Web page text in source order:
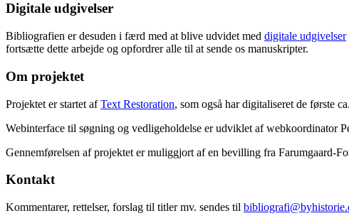
Digitale udgivelser
Bibliografien er desuden i færd med at blive udvidet med digitale udgivelser
fortsætte dette arbejde og opfordrer alle til at sende os manuskripter.
Om projektet
Projektet er startet afText Restoration, som også har digitaliseret de første
Webinterface til søgning og vedligeholdelse er udviklet af webkoordinator
Gennemførelsen af projektet er muliggjort af en bevilling fra Farumgaard-
Kontakt
Kommentarer, rettelser, forslag til titler mv. sendes til